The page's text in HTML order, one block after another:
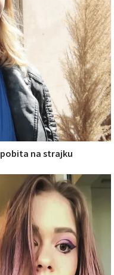
na strajku